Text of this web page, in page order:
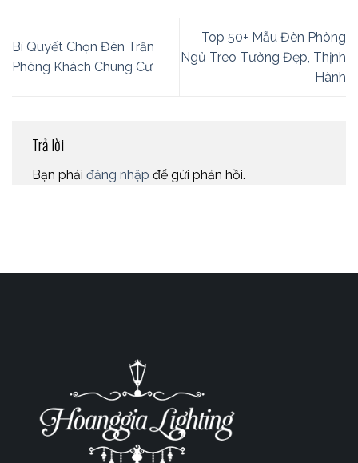
Bí Quyết Chọn Đèn Trần
Phòng Khách Chung Cư
Top 50+ Mẫu Đèn Phòng
Ngủ Treo Tường Đẹp, Thịnh
Hành
Trả lời
Bạn phải đăng nhập để gửi phản hồi.